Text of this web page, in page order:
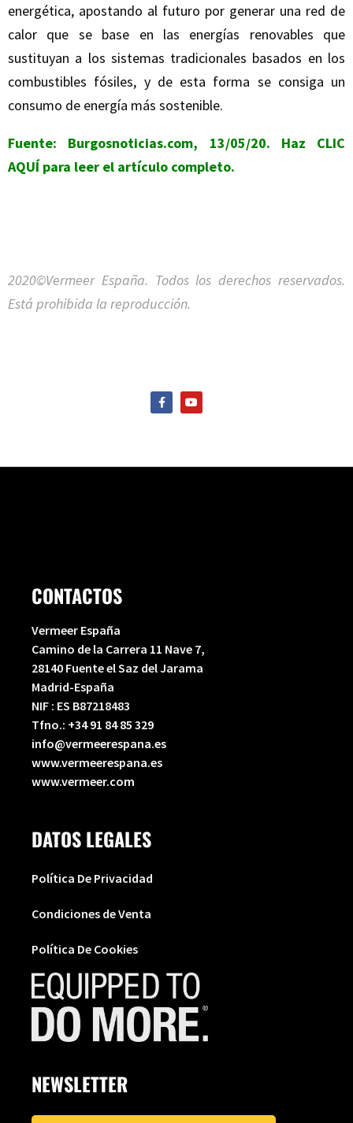
energética, apostando al futuro por generar una red de
calor que se base en las energías renovables que
sustituyan a los sistemas tradicionales basados en los
combustibles fósiles, y de esta forma se consiga un
consumo de energía más sostenible.
Fuente: Burgosnoticias.com, 13/05/20. Haz CLIC
AQUÍpara leer el artículo completo.
2020©Vermeer España. Todos los derechos reservados.
Está prohibida la reproducción.
F
a
c
Y
o
u
CONTACTOS
Vermeer España
Camino de la Carrera 11 Nave 7,
28140 Fuente el Saz del Jarama
Madrid-España
NIF : ES B87218483
Tfno.: +34 91 84 85 329
info@vermeerespana.es
www.vermeerespana.es
www.vermeer.com
DATOS LEGALES
Política De Privacidad
Condiciones de Venta
Política De Cookies
NEWSLETTER